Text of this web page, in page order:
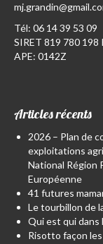
Tél: 06 14 39 53 09
SIRET 819 780 198
APE: 0142Z
Articles récents
2026 – Plan de
exploitations
National Région
Européenne
41 futures
Le tourbillon de
Qui est qui dans
Risotto façon